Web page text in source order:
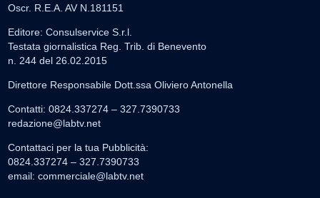
Oscr. R.E.A. AV N.181151
Editore: Consulservice S.r.l.
Testata giornalistica Reg. Trib. di Benevento
n. 244 del 26.02.2015
Direttore Responsabile Dott.ssa Oliviero Antonella
Contatti: 0824.337274 – 327.7390733
redazione@labtv.net
Contattaci per la tua Pubblicità:
0824.337274 – 327.7390733
email: commerciale@labtv.net